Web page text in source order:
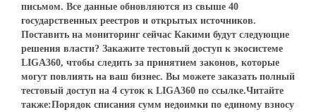
письмом. Все данные обновляются из свыше 40
государственных реестров и открытых источников.
Поставить на мониторинг сейчас Какими будут следующие
решения власти? Закажите тестовый доступ к экосистеме
LIGA360, чтобы следить за принятием законов, которые
могут повлиять на ваш бизнес. Вы можете заказать полный
тестовый доступ на 4 суток к LIGA360 по ссылке.Читайте
также:Порядок списания сумм недоимки по единому взносу